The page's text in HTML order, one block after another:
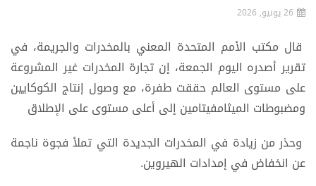
26 يونيو, 2026
قال مكتب الأمم المتحدة المعني بالمخدرات والجريمة، في
تقرير أصدره اليوم الجمعة، إن تجارة المخدرات غير المشروعة
على مستوى العالم حققت طفرة، مع وصول إنتاج الكوكايين
ومضبوطات الميثامفيتامين إلى أعلى مستوى على الإطلاق
وحذر من زيادة في المخدرات الجديدة التي تملأ فجوة ناجمة
عن انخفاض في إمدادات الهيروين.